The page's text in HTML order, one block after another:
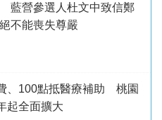
藍營參選人杜文中致信鄭
不能喪失尊嚴
、100點抵醫療補助 桃園
起全面擴大